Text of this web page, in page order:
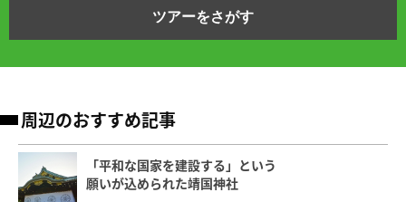
ツアーをさがす
周辺のおすすめ記事
「平和な国家を建設する」という
願いが込められた靖国神社